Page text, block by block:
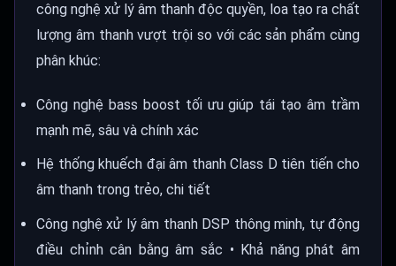
công nghệ xử lý âm thanh độc quyền, loa tạo ra chất
lượng âm thanh vượt trội so với các sản phẩm cùng
phân khúc:
Công nghệ bass boost tối ưu giúp tái tạo âm trầm
mạnh mẽ, sâu và chính xác
Hệ thống khuếch đại âm thanh Class D tiên tiến cho
âm thanh trong trẻo, chi tiết
Công nghệ xử lý âm thanh DSP thông minh, tự động
điều chỉnh cân bằng âm sắc • Khả năng phát âm